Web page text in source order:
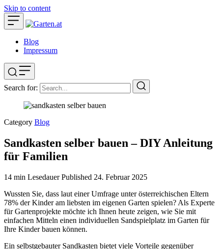
Skip to content
Blog
Impressum
Search for:
Category Blog
Sandkasten selber bauen – DIY Anleitung
für Familien
14 min LesedauerPublished 24. Februar 2025
Wussten Sie, dass laut einer Umfrage unter österreichischen Eltern
78% der Kinder am liebsten im eigenen Garten spielen? Als Experte
für Gartenprojekte möchte ich Ihnen heute zeigen, wie Sie mit
einfachen Mitteln einen individuellen Sandspielplatz im Garten für
Ihre Kinder bauen können.
Ein selbstgebauter Sandkasten bietet viele Vorteile gegenüber